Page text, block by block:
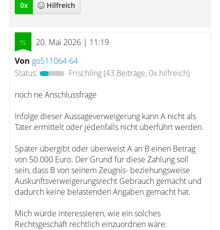
0x Hilfreich
20. Mai 2026 | 11:19
Von go511064-64
Status:
Frischling(43 Beiträge, 0x hilfreich)
noch ne Anschlussfrage
Infolge dieser Aussageverweigerung kann A nicht als
Täter ermittelt oder jedenfalls nicht überführt werden.
Später übergibt oder überweist A an B einen Betrag
von 50.000 Euro. Der Grund für diese Zahlung soll
sein, dass B von seinem Zeugnis- beziehungsweise
Auskunftsverweigerungsrecht Gebrauch gemacht und
dadurch keine belastenden Angaben gemacht hat.
Mich würde interessieren, wie ein solches
Rechtsgeschäft rechtlich einzuordnen wäre: